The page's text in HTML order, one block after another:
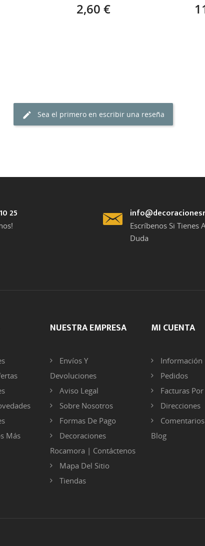
2,60 €
Sea el primero en escribir una reseña
25
Escríbenos Si Tienes
Duda
Más
NUESTRA EMPRESA
Envíos Y
Devoluciones
Aviso Legal
Sobre Nosotros
Formas De Pago
Decoraciones
Rocamora | Contáctenos
Mapa Del Sitio
Tiendas
MI CUENTA
Información
Pedidos
Facturas
Direcciones
Blog